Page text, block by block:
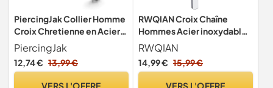
PiercingJak Collier Homme
Croix Chretienne en Acier
Inoxydable Argent
PiercingJak
12,74 € 13,99 €
VERS L'OFFRE
RWQIAN Croix Chaîne
Hommes Acier inoxydable
Argent Chrétienne Collier
55cm
RWQIAN
14,99 € 15,99 €
VERS L'OFFRE